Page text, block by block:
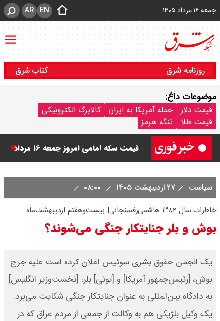
جمعه ۱۶ مرداد ۱۴۰۵ EN
AR
روزنامه شرق کتاب شرق
موضوعات داغ:
قیمت دلار حمله آمریکا به ایران
کالابرگ الکترونیکی
قیمت طلا
تنگه هرمز ۱۴۰۵ اعلام شد + جدول
قیمت سکه امامی امروز جمعه ۱۶ مرداد
۱۴۰۵/ صعود طلا ادامه‌دار شد
۱۴۰۵ اعلام شد/ طلا بر مدار صعود
قیمت نفت امروز جمعه ۱۶ مرداد ۱۴۰۵
/ نفت صعودی شد + جدول
سیاست ۲۷ اردیبهشت ۱۴۰۵
خاطرات سال ۱۳۸۲ هاشمی‌رفسنجانی| بیست‌وهفتم اردیبهشت‌ماه
بوش و بلر جنایتکار جنگی می‌شوند؟
یک انجمن حقوق بشری سوئیس اعلان کرده است علیه جرج‌
بوش، [رئیس‌جمهور آمریکا] و [تونی] بلر، [نخست‌وزیر انگلیس]
به دادگاه بین‌المللی به عنوان جنایتکار جنگی شکایت می‌برد.
یک وکیل بلژیکی هم به وکالت از جمعی از مردم عراق که در